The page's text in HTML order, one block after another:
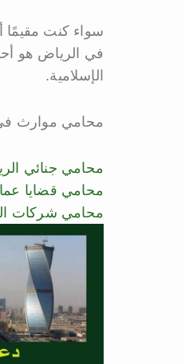
سواء كنت مقيمًا
في الرياض هو
الإسلامية.
محامي موارث في
محامي جنائي
محامي قضايا
محامي شركات